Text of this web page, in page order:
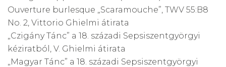
Ouverture burlesque „Scaramouche”, TWV 55:B8
No. 2, Vittorio Ghielmi átirata
„Czigány Tánc” a 18. századi Sepsiszentgyörgyi
kéziratból, V. Ghielmi átirata
„Magyar Tánc” a 18. századi Sepsiszentgyörgyi